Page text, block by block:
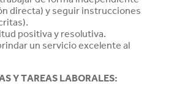
directa) y seguir instrucciones
positiva y resolutiva.
un servicio excelente al
Y TAREAS LABORALES: